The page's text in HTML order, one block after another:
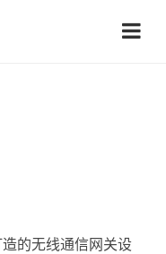
的无线通信网关设